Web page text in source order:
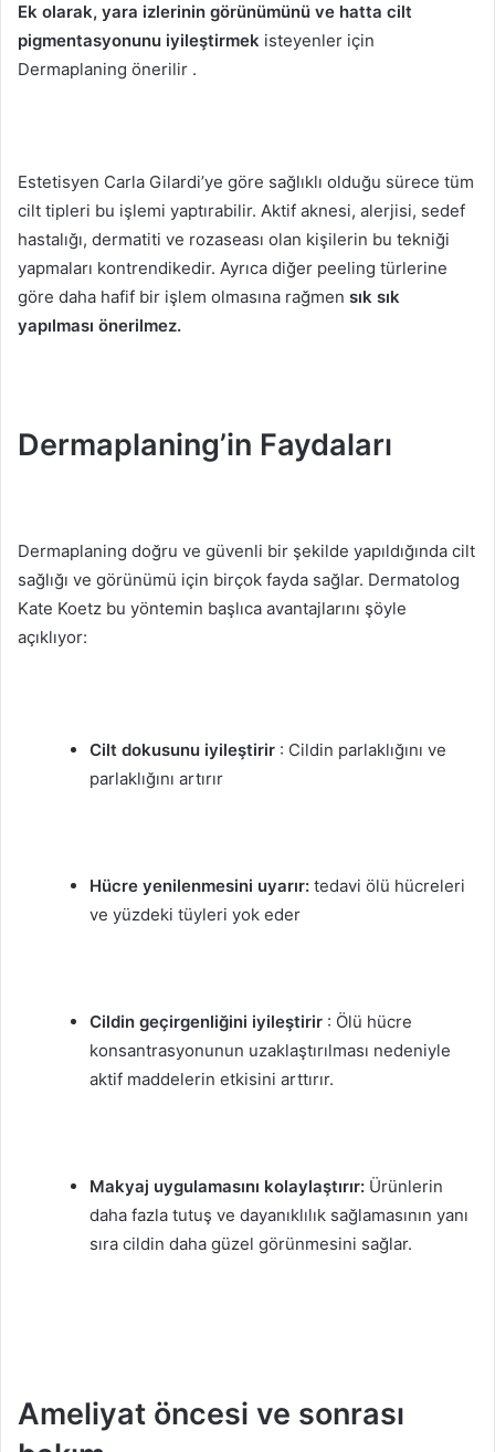
Ek olarak, yara izlerinin görünümünü ve hatta cilt
pigmentasyonunu iyileştirmek isteyenler için
Dermaplaning önerilir .
Estetisyen Carla Gilardi’ye göre sağlıklı olduğu sürece tüm
cilt tipleri bu işlemi yaptırabilir. Aktif aknesi, alerjisi, sedef
hastalığı, dermatiti ve rozaseası olan kişilerin bu tekniği
yapmaları kontrendikedir. Ayrıca diğer peeling türlerine
göre daha hafif bir işlem olmasına rağmen sık sık
yapılması önerilmez.
Dermaplaning’in Faydaları
Dermaplaning doğru ve güvenli bir şekilde yapıldığında cilt
sağlığı ve görünümü için birçok fayda sağlar. Dermatolog
Kate Koetz bu yöntemin başlıca avantajlarını şöyle
açıklıyor:
Cilt dokusunu iyileştirir : Cildin parlaklığını ve
parlaklığını artırır
Hücre yenilenmesini uyarır: tedavi ölü hücreleri
ve yüzdeki tüyleri yok eder
Cildin geçirgenliğini iyileştirir : Ölü hücre
konsantrasyonunun uzaklaştırılması nedeniyle
aktif maddelerin etkisini arttırır.
Makyaj uygulamasını kolaylaştırır: Ürünlerin
daha fazla tutuş ve dayanıklılık sağlamasının yanı
sıra cildin daha güzel görünmesini sağlar.
Ameliyat öncesi ve sonrası